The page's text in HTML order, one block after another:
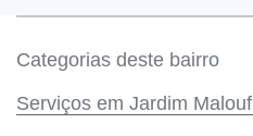
Categorias deste bairro
Serviços em Jardim Malouf